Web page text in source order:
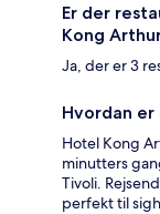
Er der
Kong
Ja, der er 3
Hvordan
Hotel Kong
minutters
Tivoli.
perfekt til